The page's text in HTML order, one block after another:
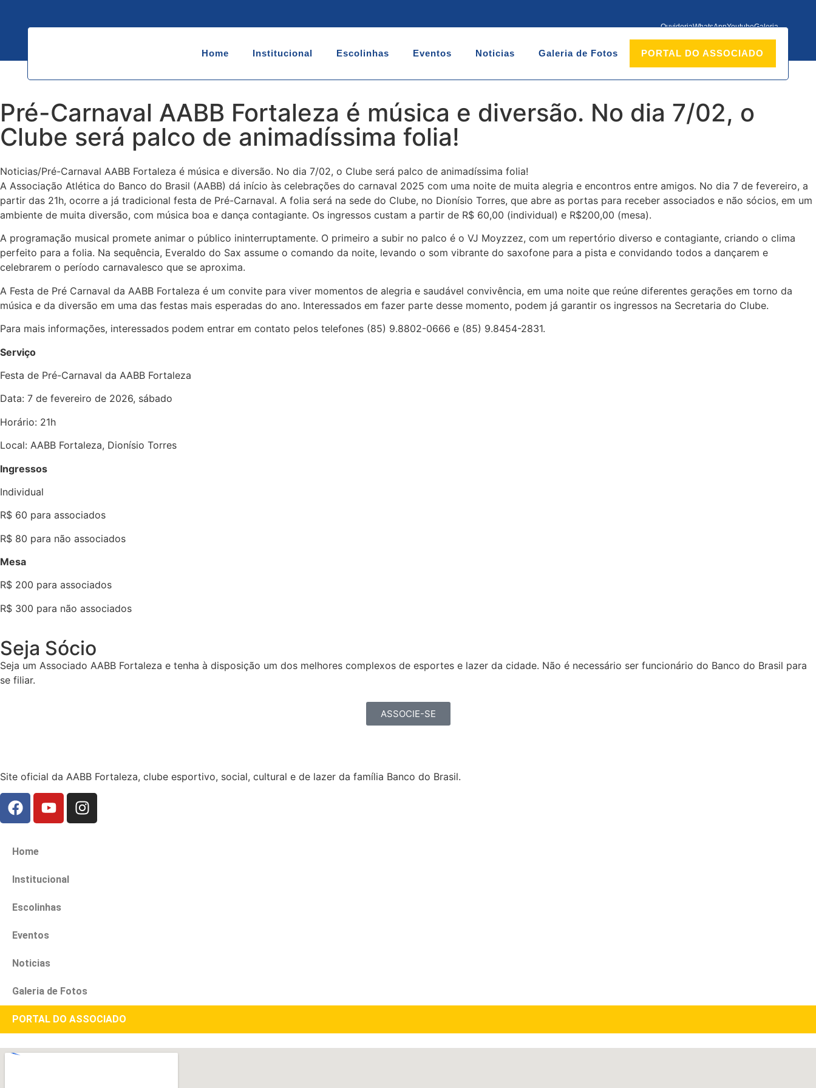
OuvidoriaWhatsAppYoutubeGaleria
Home Institucional Escolinhas Eventos Noticias Galeria de Fotos PORTAL DO ASSOCIADO
Pré-Carnaval AABB Fortaleza é música e diversão. No dia 7/02, o
Clube será palco de animadíssima folia!
Noticias/Pré-Carnaval AABB Fortaleza é música e diversão. No dia 7/02, o Clube será palco de animadíssima folia!
A Associação Atlética do Banco do Brasil (AABB) dá início às celebrações do carnaval 2025 com uma noite de muita alegria e encontros entre amigos. No dia 7 de fevereiro, a
partir das 21h, ocorre a já tradicional festa de Pré-Carnaval. A folia será na sede do Clube, no Dionísio Torres, que abre as portas para receber associados e não sócios, em um
ambiente de muita diversão, com música boa e dança contagiante. Os ingressos custam a partir de R$ 60,00 (individual) e R$200,00 (mesa).
A programação musical promete animar o público ininterruptamente. O primeiro a subir no palco é o VJ Moyzzez, com um repertório diverso e contagiante, criando o clima
perfeito para a folia. Na sequência, Everaldo do Sax assume o comando da noite, levando o som vibrante do saxofone para a pista e convidando todos a dançarem e
celebrarem o período carnavalesco que se aproxima.
A Festa de Pré Carnaval da AABB Fortaleza é um convite para viver momentos de alegria e saudável convivência, em uma noite que reúne diferentes gerações em torno da
música e da diversão em uma das festas mais esperadas do ano. Interessados em fazer parte desse momento, podem já garantir os ingressos na Secretaria do Clube.
Para mais informações, interessados podem entrar em contato pelos telefones (85) 9.8802-0666 e (85) 9.8454-2831.
Serviço
Festa de Pré-Carnaval da AABB Fortaleza
Data: 7 de fevereiro de 2026, sábado
Horário: 21h
Local: AABB Fortaleza, Dionísio Torres
Ingressos
Individual
R$ 60 para associados
R$ 80 para não associados
Mesa
R$ 200 para associados
R$ 300 para não associados
Seja Sócio
Seja um Associado AABB Fortaleza e tenha à disposição um dos melhores complexos de esportes e lazer da cidade. Não é necessário ser funcionário do Banco do Brasil para
se filiar.
ASSOCIE-SE
Site oficial da AABB Fortaleza, clube esportivo, social, cultural e de lazer da família Banco do Brasil.
Home
Institucional
Escolinhas
Eventos
Noticias
Galeria de Fotos
PORTAL DO ASSOCIADO